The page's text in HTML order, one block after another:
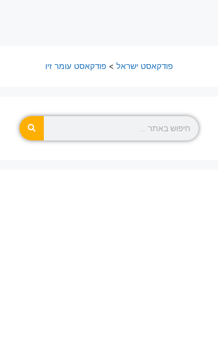
פודקאסט ישראל > פודקאסט עומר זיו